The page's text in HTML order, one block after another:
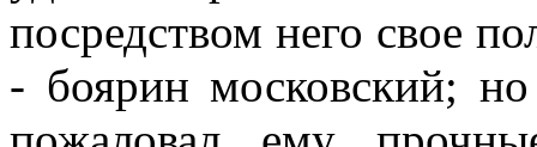
посредством него свое
- боярин московский;